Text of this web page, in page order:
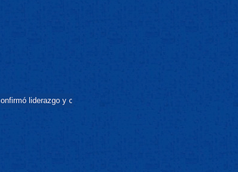
y clasificación en su zona ... (Ver Estadísticas y Copa